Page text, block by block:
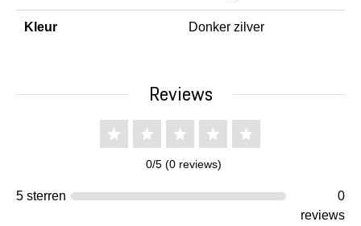
Kleur Donker zilver
Reviews
0/5 (0 reviews)
5 sterren
0
reviews